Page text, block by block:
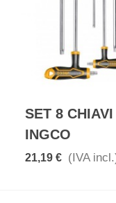
SET 8
INGCO
21,19 € (IVA